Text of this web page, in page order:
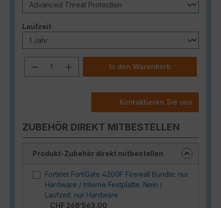
Laufzeitauswählen
Produkt Anzahl: Gib den
In den Warenkorb
Kontaktieren Sie uns
ZUBEHÖR DIREKT MITBESTELLEN
Produkt-Zubehör direkt mitbestellen
Fortinet FortiGate 4200F Firewall Bundle: nur
Hardware / Interne Festplatte: Nein /
Laufzeit: nur Hardware
CHF 268’563.00